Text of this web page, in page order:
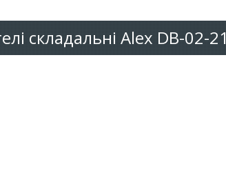
складальні Alex DB-02-21